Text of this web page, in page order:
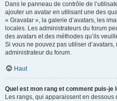
Dans le panneau de contrôle de
ajouter un avatar en utilisant une des
« Gravatar », la galerie d’avatars, les
locales. Les administrateurs du forum
des avatars et des méthodes qu’ils
Si vous ne pouvez pas utiliser
administrateur du forum.
Haut
Quel est mon rang et comment puis-je
Les rangs, qui apparaissent en dessous